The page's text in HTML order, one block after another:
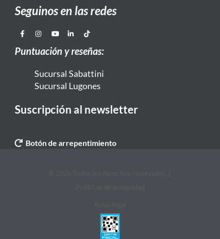
Seguinos en las redes
Puntuación y reseñas:
Sucursal Sabattini
Sucursal Lugones
Suscripción al newsletter
Botón de arrepentimiento